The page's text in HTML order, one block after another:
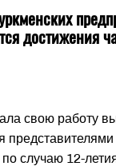
достижения
свою работу
представителями
случаю 12-